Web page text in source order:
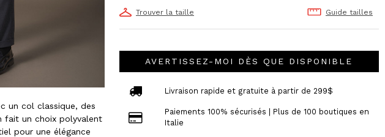
un col classique, des
fait un choix polyvalent
pour une élégance
Trouver la taille Guide tailles
AVERTISSEZ-MOI DÈS QUE DISPONIBLE
Livraison rapide et gratuite à partir de 299$
Paiements 100% sécurisés | Plus de 100 boutiques en
Italie